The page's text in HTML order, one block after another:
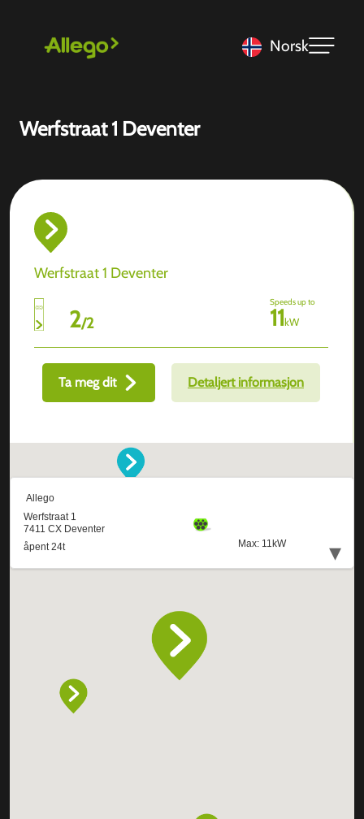
Norsk
Werfstraat 1 Deventer
Werfstraat 1 Deventer
2/2
Speeds up to
11kW
Ta meg dit Detaljert informasjon